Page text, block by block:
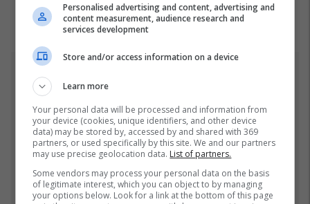
Top 5
Ftohet nga prokuroria e
Kosovës për krime lufte,
ish-gjenerali serb thotë se
dikush e tradhtoi në
Beograd
02/08/2026
Gjithçka që ndodhi në
Personalised advertising and content, advertising and
content measurement, audience research and
services development
Store and/or access information on a device
Learn more
Your personal data will be processed and information from
your device (cookies, unique identifiers, and other device
data) may be stored by, accessed by and shared with 369
partners, or used specifically by this site. We and our partners
may use precise geolocation data. List of partners.
Some vendors may process your personal data on the basis
of legitimate interest, which you can object to by managing
your options below. Look for a link at the bottom of this page